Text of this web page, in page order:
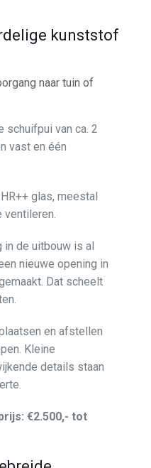
kunststof
naar tuin of
schuifpui van ca. 2
vast en één
HR++ glas, meestal
ventileren.
in de uitbouw is al
nieuwe opening in
Dat scheelt
en afstellen
Kleine
details staan
€2.500,- tot